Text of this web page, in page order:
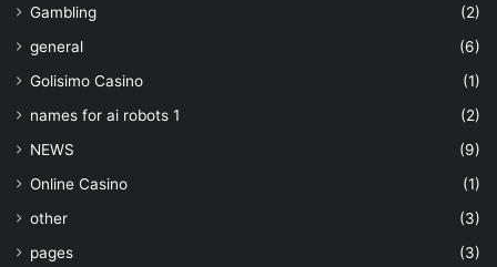
Gambling
(2)
general
(6)
Golisimo Casino
(1)
names for ai robots 1
(2)
NEWS
(9)
Online Casino
(1)
other
(3)
pages
(3)